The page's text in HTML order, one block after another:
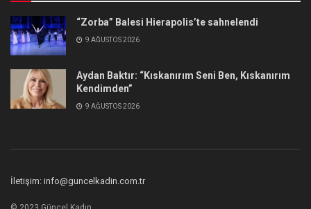
“Zorba” Balesi Hierapolis’te sahnelendi
9 AĞUSTOS 2026
Aydan Baktır: “Kıskanırım Seni Ben, Kıskanırım
Kendimden”
9 AĞUSTOS 2026
İletişim: info@guncelkadin.com.tr